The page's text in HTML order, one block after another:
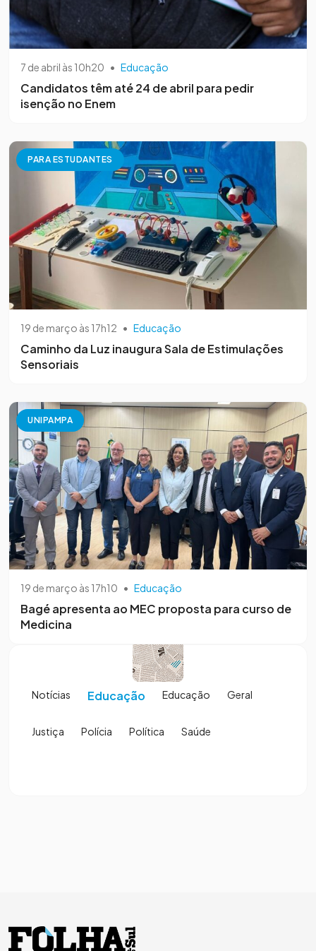
7 de abril às 10h20 • Educação
Candidatos têm até 24 de abril para pedir
isenção no Enem
PARA ESTUDANTES
19 de março às 17h12 • Educação
Caminho da Luz inaugura Sala de Estimulações
Sensoriais
UNIPAMPA
19 de março às 17h10 • Educação
Bagé apresenta ao MEC proposta para curso de
Medicina
Notícias Educação Educação Geral
Justiça Polícia Política Saúde